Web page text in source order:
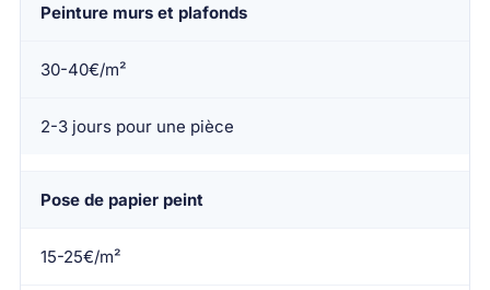
Peinture murs et plafonds
30-40€/m²
2-3 jours pour une pièce
Pose de papier peint
15-25€/m²